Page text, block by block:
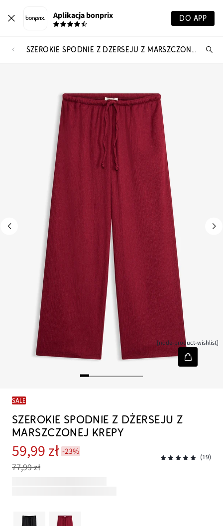
Aplikacja bonprix DO APP
SZEROKIE SPODNIE Z DŻERSEJU Z MARSZCZONEJ KREPY
[node-product-wishlist]
SALE
SZEROKIE SPODNIE Z DŻERSEJU Z
MARSZCZONEJ KREPY
59,99 zł -23%
77,99 zł
(19)